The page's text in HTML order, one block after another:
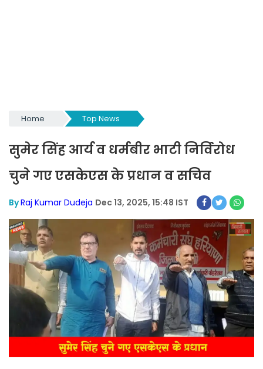
Home Top News
सुमेर सिंह आर्य व धर्मबीर भाटी निर्विरोध
चुने गए एसकेएस के प्रधान व सचिव
ByRaj Kumar Dudeja Dec 13, 2025, 15:48 IST